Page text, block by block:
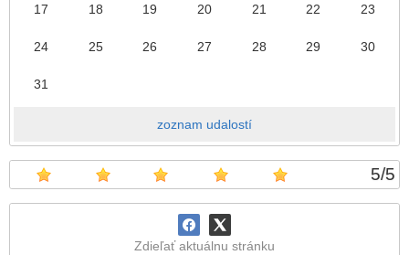
17 18 19 20 21 22 23
24 25 26 27 28 29 30
31
zoznam udalostí
5/5
Zdieľať aktuálnu stránku